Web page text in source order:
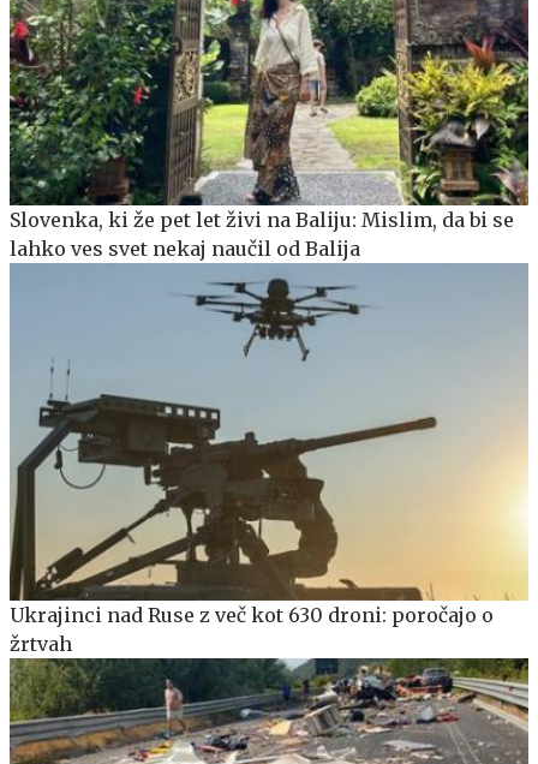
Slovenka, ki že pet let živi na Baliju: Mislim, da bi se
lahko ves svet nekaj naučil od Balija
Ukrajinci nad Ruse z več kot 630 droni: poročajo o
žrtvah